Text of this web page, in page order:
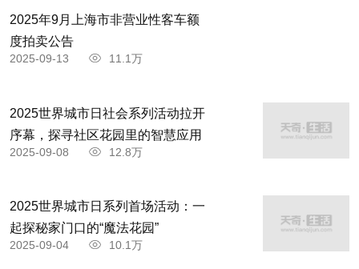
2025年9月上海市非营业性客车额
度拍卖公告
2025-09-13 11.1万
2025世界城市日社会系列活动拉开
序幕，探寻社区花园里的智慧应用
2025-09-08 12.8万
2025世界城市日系列首场活动：一
起探秘家门口的“魔法花园”
2025-09-04 10.1万